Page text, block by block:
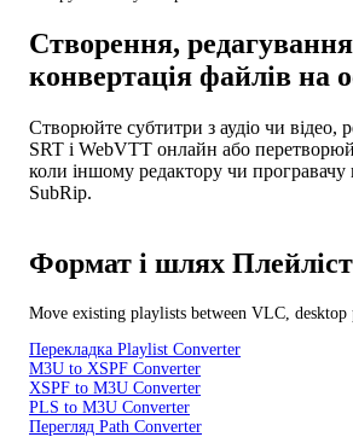
Створення,
конвертація файлів на
Створюйте субтитри з аудіо чи відео,
SRT і WebVTT онлайн або
коли іншому редактору чи програвачу
SubRip.
Формат і шлях
Move existing playlists between VLC,
Перекладка Playlist Converter
M3U to XSPF Converter
XSPF to M3U Converter
PLS to M3U Converter
Перегляд Path Converter